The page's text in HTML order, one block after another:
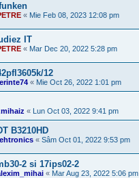
« Mie Feb 08, 2023 12:08 pm
IT
« Mar Dec 20, 2022 5:28 pm
12
« Mie Oct 26, 2022 1:01 pm
« Lun Oct 03, 2022 9:41 pm
B3210HD
« Sâm Oct 01, 2022 9:53 pm
2 si 17ips02-2
« Mar Aug 23, 2022 5:06 pm